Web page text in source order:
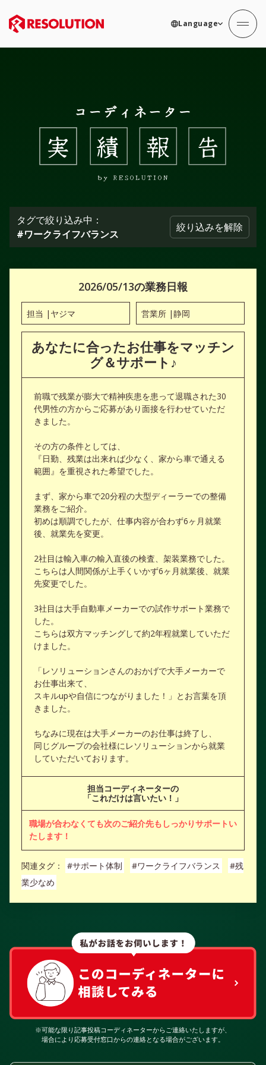
Language
タグで絞り込み中：
#ワークライフバランス
絞り込みを解除
2026/05/13の業務日報
担当 | ヤジマ 営業所 |静岡
あなたに合ったお仕事をマッチン
グ＆サポート♪
前職で残業が膨大で精神疾患を患って退職された30
代男性の方からご応募があり面接を行わせていただ
きました。
その方の条件としては、
『日勤、残業は出来れば少なく、家から車で通える
範囲』を重視された希望でした。
まず、家から車で20分程の大型ディーラーでの整備
業務をご紹介。
初めは順調でしたが、仕事内容が合わず6ヶ月就業
後、就業先を変更。
2社目は輸入車の輸入直後の検査、架装業務でした。
こちらは人間関係が上手くいかず6ヶ月就業後、就業
先変更でした。
3社目は大手自動車メーカーでの試作サポート業務で
した。
こちらは双方マッチングして約2年程就業していただ
けました。
「レソリューションさんのおかげで大手メーカーで
お仕事出来て、
スキルupや自信につながりました！」とお言葉を頂
きました。
ちなみに現在は大手メーカーのお仕事は終了し、
同じグループの会社様にレソリューションから就業
していただいております。
担当コーディネーターの
「これだけは言いたい！」
職場が合わなくても次のご紹介先もしっかりサポートい
たします！
関連タグ： #サポート体制 #ワークライフバランス
#残
業少なめ
※可能な限り記事投稿コーディネーターからご連絡いたしますが、
場合により応募受付窓口からの連絡となる場合がございます。